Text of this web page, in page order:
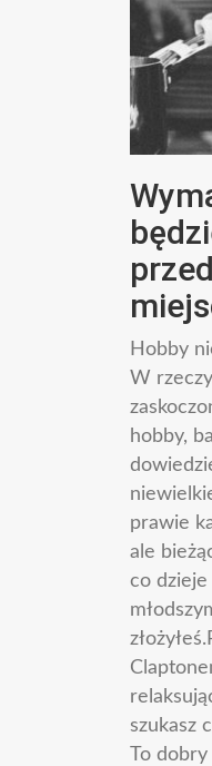
Hobby
W
hobby,
prawie
ale
co dzieje
szukasz
To dobry